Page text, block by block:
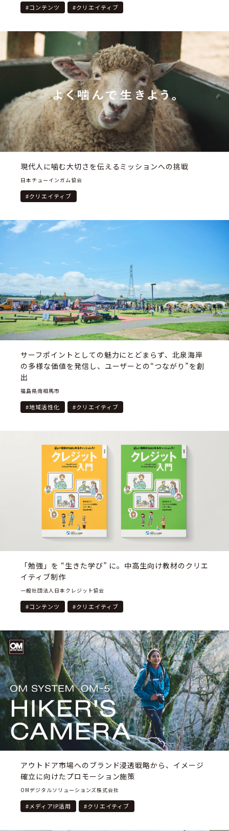
#コンテンツ #クリエイティブ
現代人に噛む大切さを伝えるミッションへの挑戦
日本チューインガム協会
#クリエイティブ
サーフポイントとしての魅力にとどまらず、北泉海岸
の多様な価値を発信し、ユーザーとの“つながり”を創
出
福島県南相馬市
#地域活性化 #クリエイティブ
「勉強」を “生きた学び” に。中高生向け教材のクリエ
イティブ制作
一般社団法人日本クレジット協会
#コンテンツ #クリエイティブ
アウトドア市場へのブランド浸透戦略から、イメージ
確立に向けたプロモーション施策
OMデジタルソリューションズ株式会社
#メディアIP活用 #クリエイティブ